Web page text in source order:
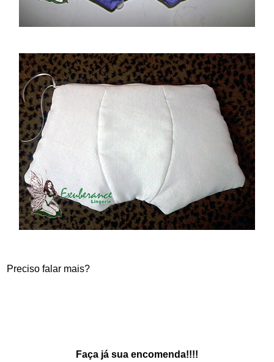
Preciso falar mais?
Faça já sua encomenda!!!!